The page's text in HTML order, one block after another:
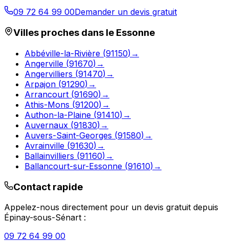
09 72 64 99 00Demander un devis gratuit
Villes proches dans le Essonne
Abbéville-la-Rivière (91150) →
Angerville (91670) →
Angervilliers (91470) →
Arpajon (91290) →
Arrancourt (91690) →
Athis-Mons (91200) →
Authon-la-Plaine (91410) →
Auvernaux (91830) →
Auvers-Saint-Georges (91580) →
Avrainville (91630) →
Ballainvilliers (91160) →
Ballancourt-sur-Essonne (91610) →
Contact rapide
Appelez-nous directement pour un devis gratuit depuis
Épinay-sous-Sénart :
09 72 64 99 00